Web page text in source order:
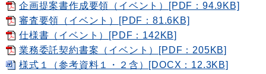
企画提案書作成要領（イベント）[PDF：94.9KB]
審査要領（イベント）[PDF：81.6KB]
仕様書（イベント）[PDF：142KB]
業務委託契約書案（イベント）[PDF：205KB]
様式１（参考資料１・２含）[DOCX：12.3KB]